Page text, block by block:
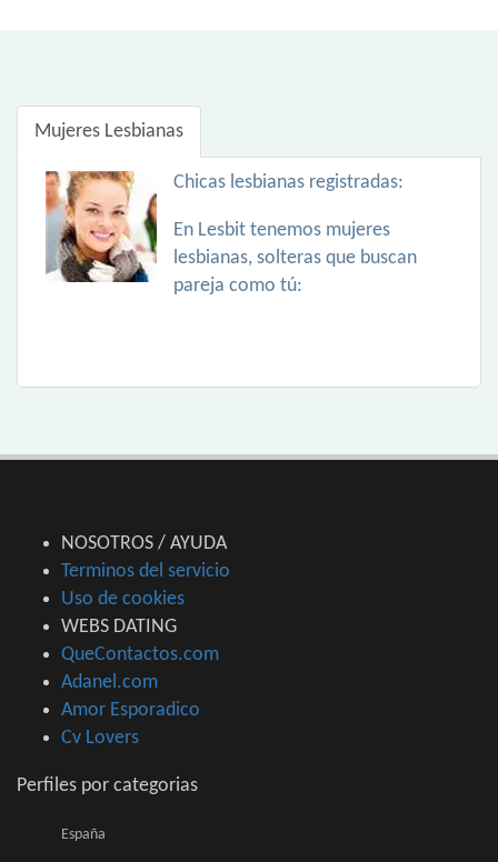
Mujeres Lesbianas
Chicas lesbianas registradas:
En Lesbit tenemos mujeres
lesbianas, solteras que buscan
pareja como tú:
NOSOTROS / AYUDA
Terminos del servicio
Uso de cookies
WEBS DATING
QueContactos.com
Adanel.com
Amor Esporadico
Cv Lovers
Perfiles por categorias
España